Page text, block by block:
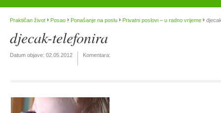
Praktičan život › Posao › Ponašanje na poslu › Privatni poslovi – u radno vrijeme ›
djecak-telefonira
Datum objave: 02.05.2012 Komentara: